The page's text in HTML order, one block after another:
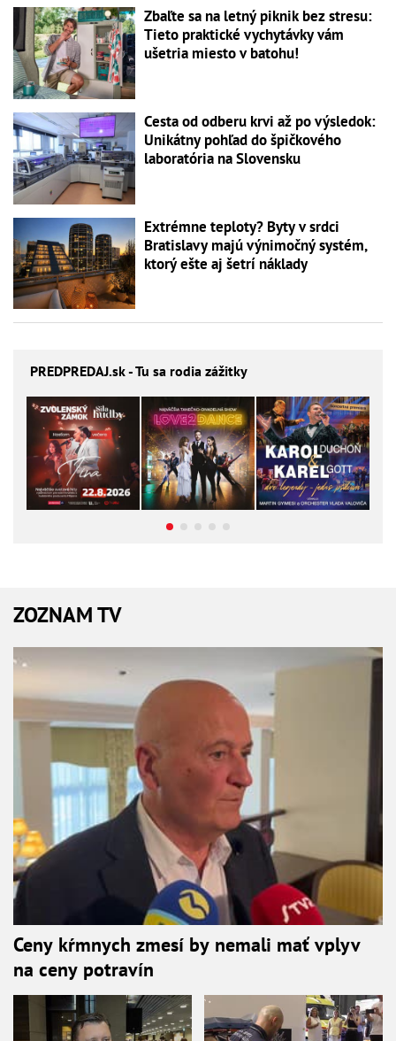
Zbaľte sa na letný piknik bez stresu:
Tieto praktické vychytávky vám
ušetria miesto v batohu!
Cesta od odberu krvi až po výsledok:
Unikátny pohľad do špičkového
laboratória na Slovensku
Extrémne teploty? Byty v srdci
Bratislavy majú výnimočný systém,
ktorý ešte aj šetrí náklady
PREDPREDAJ.sk - Tu sa rodia zážitky
ZOZNAM TV
Ceny kŕmnych zmesí by nemali mať vplyv
na ceny potravín